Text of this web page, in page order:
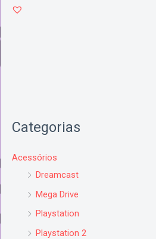
Categorias
Acessórios
Dreamcast
Mega Drive
Playstation
Playstation 2